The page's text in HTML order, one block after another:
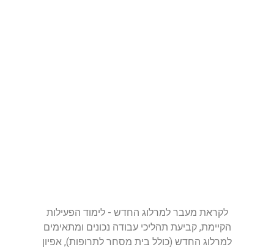
לקראת מעבר למרלוג החדש - לימוד הפעילות
הקיימת, קביעת תהליכי עבודה נכונים ומתאימים
למרלוג החדש (כולל בית מסחר לתרופות), אפיון